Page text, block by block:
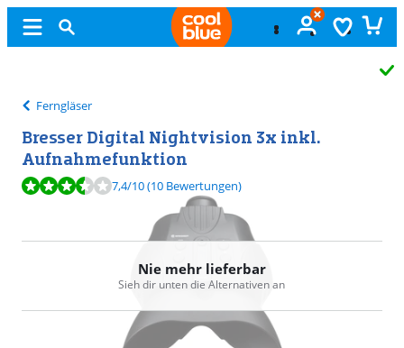
Ferngläser
Bresser Digital Nightvision 3x inkl.
Aufnahmefunktion
Bewertet mit 7,4 von 10, basierend auf 10 Bewertungen.
7,4/10(10 Bewertungen)
Nie mehr lieferbar
Sieh dir unten die Alternativen an